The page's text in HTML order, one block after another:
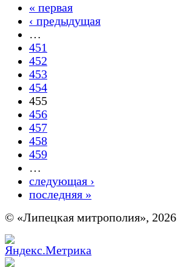
Страницы
« первая
‹ предыдущая
…
451
452
453
454
455
456
457
458
459
…
следующая ›
последняя »
© «Липецкая митрополия», 2026